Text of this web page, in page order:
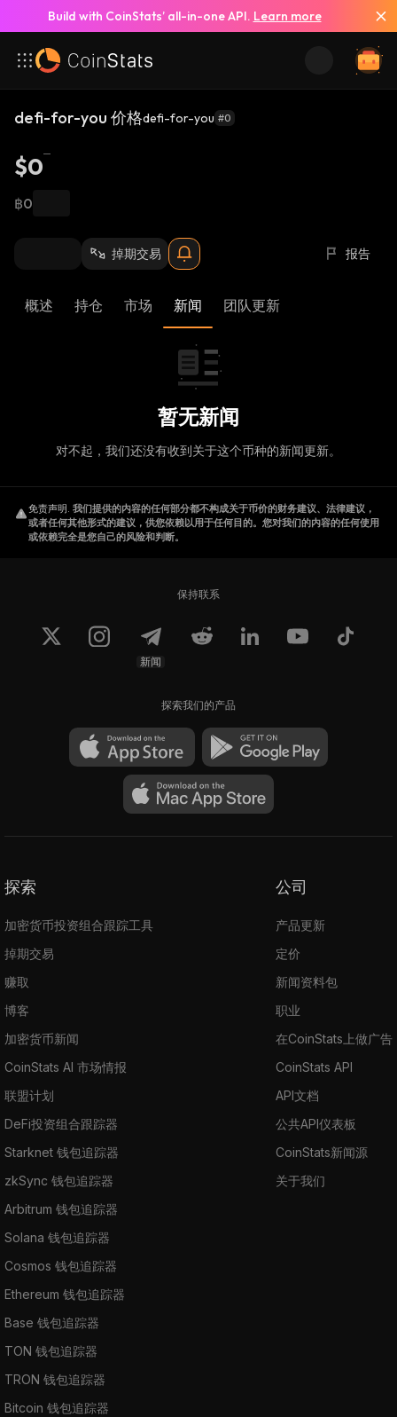
Build with CoinStats’ all-in-one API. Learn more
defi-for-you 价格defi-for-you #0
$0
฿0
掉期交易 报告
概述 持仓 市场 新闻 团队更新
暂无新闻
对不起，我们还没有收到关于这个币种的新闻更新。
免责声明. 我们提供的内容的任何部分都不构成关于币价的财务建议、法律建议，
或者任何其他形式的建议，供您依赖以用于任何目的。您对我们的内容的任何使用
或依赖完全是您自己的风险和判断。
保持联系
新闻
探索我们的产品
探索
加密货币投资组合跟踪工具
掉期交易
赚取
博客
加密货币新闻
CoinStats AI 市场情报
联盟计划
DeFi投资组合跟踪器
Starknet 钱包追踪器
zkSync 钱包追踪器
Arbitrum 钱包追踪器
Solana 钱包追踪器
Cosmos 钱包追踪器
Ethereum 钱包追踪器
Base 钱包追踪器
TON 钱包追踪器
TRON 钱包追踪器
Bitcoin 钱包追踪器
公司
产品更新
定价
新闻资料包
职业
在CoinStats上做广告
CoinStats API
API文档
公共API仪表板
CoinStats新闻源
关于我们